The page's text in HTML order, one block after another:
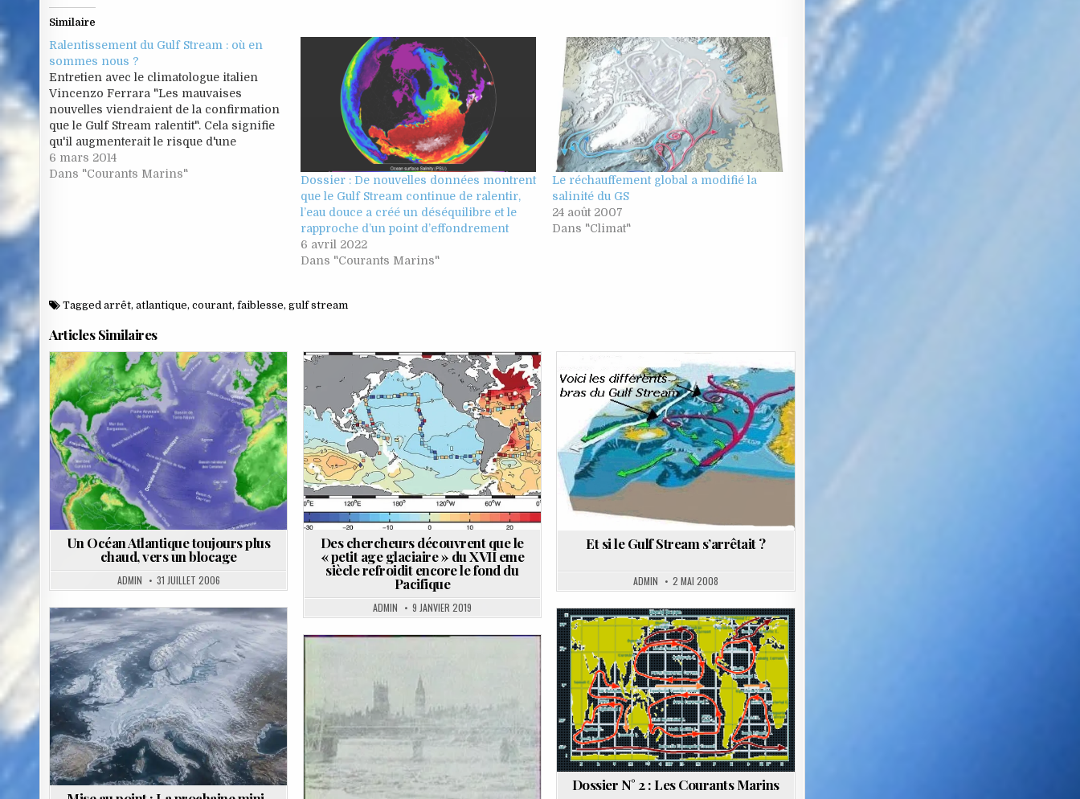
Similaire
Ralentissement du Gulf Stream : où en
sommes nous ?
Entretien avec le climatologue italien
Vincenzo Ferrara "Les mauvaises
nouvelles viendraient de la confirmation
que le Gulf Stream ralentit". Cela signifie
qu'il augmenterait le risque d'une
nouvelle petite époque glaciaire, c'est à
dire un changement soudain du climat
6 mars 2014
Dans "Courants Marins"
Dossier : De nouvelles données montrent
que le Gulf Stream continue de ralentir,
l’eau douce a créé un déséquilibre et le
rapproche d’un point d’effondrement
6 avril 2022
Dans "Courants Marins"
Le réchauffement global a modifié la
salinité du GS
24 août 2007
Dans "Climat"
Taggedarrêt,atlantique,courant,faiblesse,gulf stream
Articles Similaires
Posted
in
Un Océan Atlantique toujours plus
chaud, vers un blocage
ADMIN 31 JUILLET 2006
Posted
in
Des chercheurs découvrent que le
« petit age glaciaire » du XVII eme
siècle refroidit encore le fond du
Pacifique
ADMIN 9 JANVIER 2019
Posted
in
Et si le Gulf Stream s’arrêtait ?
ADMIN 2 MAI 2008
Posted
in
Posted
in
Dossier N° 2 : Les Courants Marins